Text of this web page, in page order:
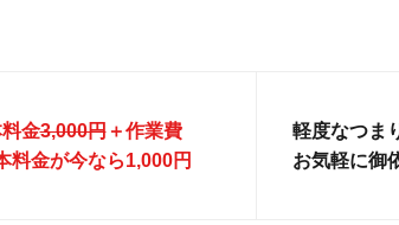
金3,000円＋作業費
料金が今なら1,000円
軽度なつま
お気軽に御